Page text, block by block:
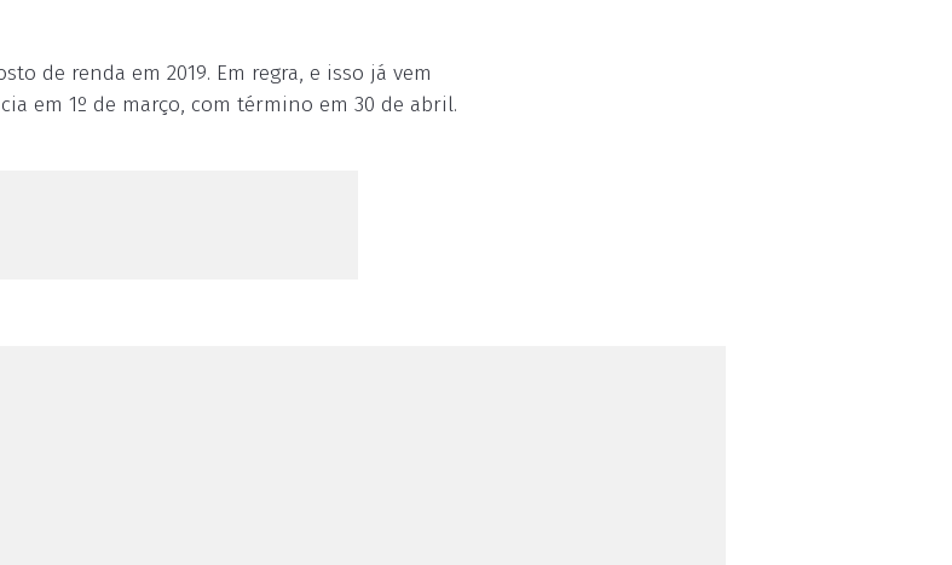
de renda em 2019. Em regra, e isso já vem
em 1º de março, com término em 30 de abril.